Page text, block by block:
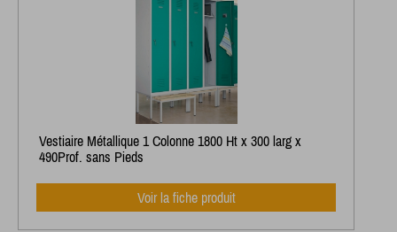
Vestiaire Métallique 1 Colonne 1800 Ht x 300 larg x
490Prof. sans Pieds
Voir la fiche produit